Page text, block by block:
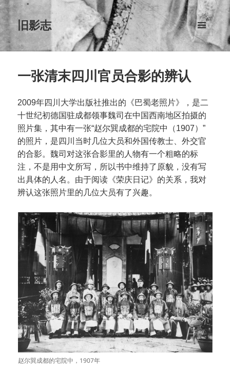
旧影志
菜单和
挂件
一张清末四川官员合影的辨认
2009年四川大学出版社推出的《巴蜀老照片》，是二
十世纪初德国驻成都领事魏司在中国西南地区拍摄的
照片集，其中有一张“赵尔巽成都的宅院中（1907）”
的照片，是四川当时几位大员和外国传教士、外交官
的合影。魏司对这张合影里的人物有一个粗略的标
注，不是用中文所写，所以书中维持了原貌，没有写
出具体的人名。由于阅读《荣庆日记》的关系，我对
辨认这张照片里的几位大员有了兴趣。
赵尔巽成都的宅院中，1907年